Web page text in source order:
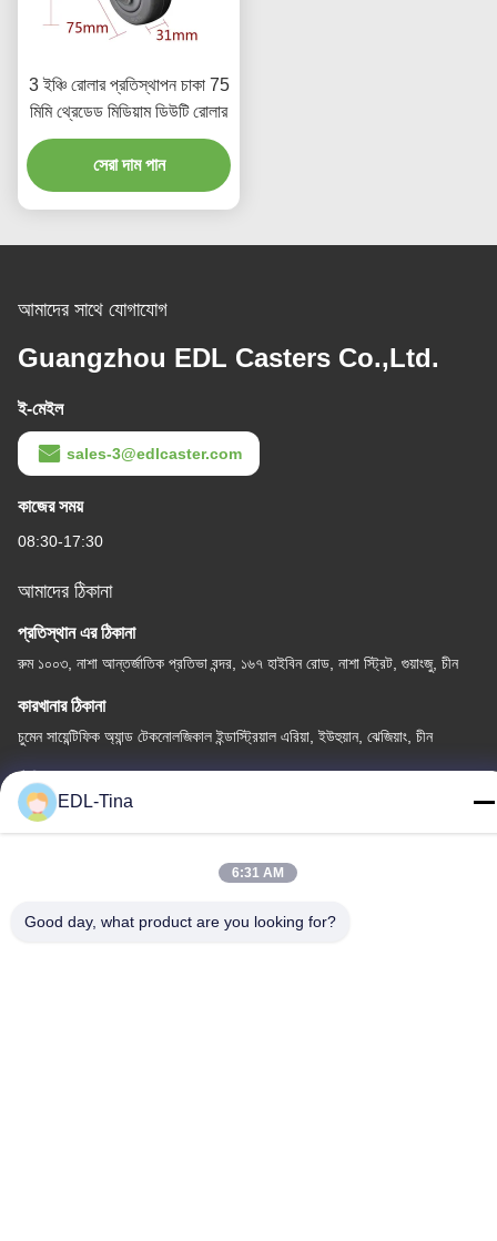
3 ইঞ্চি রোলার প্রতিস্থাপন চাকা 75
মিমি থ্রেডেড মিডিয়াম ডিউটি রোলার
সেরা দাম পান
আমাদের সাথে যোগাযোগ
Guangzhou EDL Casters Co.,Ltd.
ই-মেইল
sales-3@edlcaster.com
কাজের সময়
08:30-17:30
আমাদের ঠিকানা
প্রতিস্থান এর ঠিকানা
রুম ১০০৩, নাশা আন্তর্জাতিক প্রতিভা বন্দর, ১৬৭ হাইবিন রোড, নাশা স্ট্রিট, গুয়াংজু, চীন
কারখানার ঠিকানা
চুমেন সায়েন্টিফিক অ্যান্ড টেকনোলজিকাল ইন্ডাস্ট্রিয়াল এরিয়া, ইউহুয়ান, ঝেজিয়াং, চীন
টেলিফোন
86--17701960455
EDL-Tina
6:31 AM
Good day, what product are you looking for?